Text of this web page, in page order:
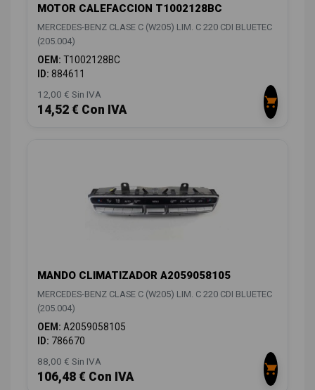
MOTOR CALEFACCION T1002128BC
MERCEDES-BENZ CLASE C (W205) LIM. C 220 CDI BLUETEC
(205.004)
OEM: T1002128BC
ID: 884611
12,00 € Sin IVA
14,52 € Con IVA
MANDO CLIMATIZADOR A2059058105
MERCEDES-BENZ CLASE C (W205) LIM. C 220 CDI BLUETEC
(205.004)
OEM: A2059058105
ID: 786670
88,00 € Sin IVA
106,48 € Con IVA